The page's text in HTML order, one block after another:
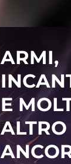
ARMI,
E
ALTRO